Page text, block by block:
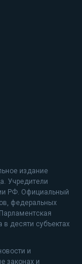
издание
Учредители
РФ. Официальный
федеральных
в десяти субъектах
и
законах и